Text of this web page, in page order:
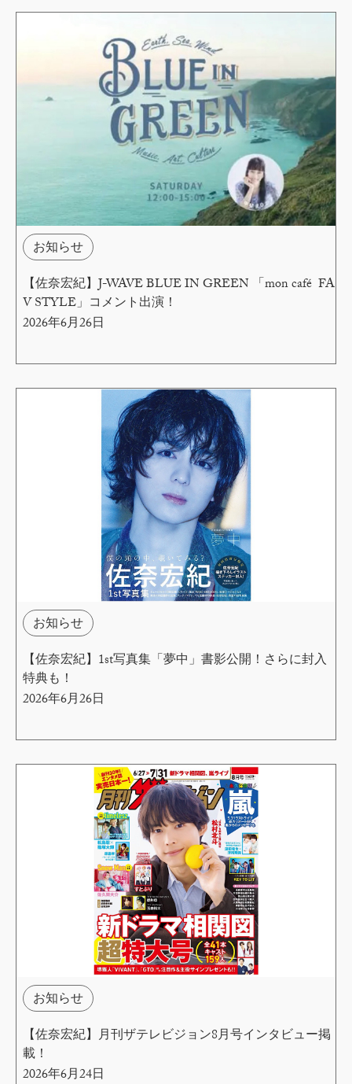
お知らせ
【佐奈宏紀】J-WAVE BLUE IN GREEN 「mon café FA
V STYLE」コメント出演！
2026年6月26日
お知らせ
【佐奈宏紀】1st写真集「夢中」書影公開！さらに封入
特典も！
2026年6月26日
お知らせ
【佐奈宏紀】月刊ザテレビジョン8月号インタビュー掲
載！
2026年6月24日